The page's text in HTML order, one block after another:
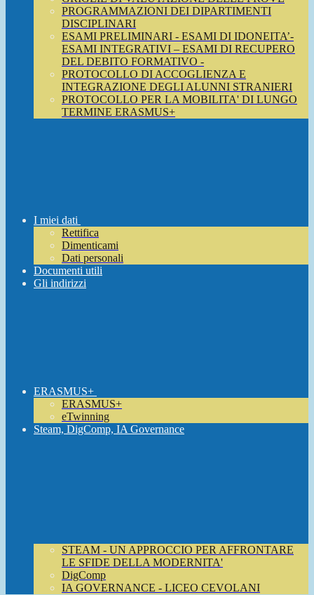
PROGRAMMAZIONI DEI DIPARTIMENTI
DISCIPLINARI
ESAMI PRELIMINARI - ESAMI DI IDONEITA’-
ESAMI INTEGRATIVI – ESAMI DI RECUPERO
DEL DEBITO FORMATIVO -
PROTOCOLLO DI ACCOGLIENZA E
INTEGRAZIONE DEGLI ALUNNI STRANIERI
PROTOCOLLO PER LA MOBILITA' DI LUNGO
TERMINE ERASMUS+
I miei dati
Rettifica
Dimenticami
Dati personali
Documenti utili
Gli indirizzi
ERASMUS+
ERASMUS+
eTwinning
Steam, DigComp, IA Governance
STEAM - UN APPROCCIO PER AFFRONTARE
LE SFIDE DELLA MODERNITA'
DigComp
IA GOVERNANCE - LICEO CEVOLANI